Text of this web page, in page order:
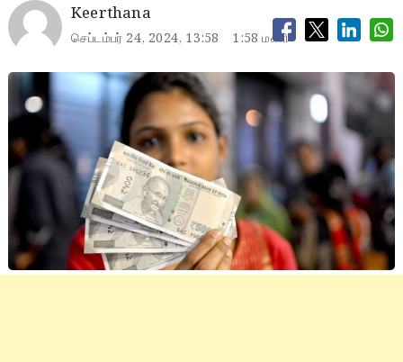
Keerthana
செப்டம்பர் 24, 2024, 13:58 1:58 மணி